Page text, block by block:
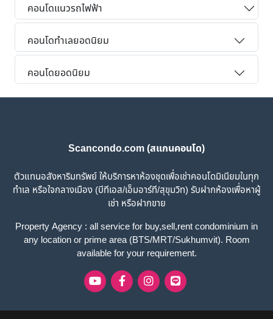
คอนโดแนวรถไฟฟ้า
คอนโดทำเลยอดนิยม
คอนโดยอดนิยม
Scancondo.com (สแกนคอนโด)
ตัวแทนอสังหาริมทรัพย์ ให้บริการหาห้องชุดเพื่อเช่าคอนโดมิเนียมในทุก
ทำเล หรือใจกลางเมือง (บีทีเอส/เอ็มอาร์ที/สุขุมวิท) รับฝากห้องเพื่อหาผู้
เช่า หรือฝากขาย
Property Agency : all service for buy,sell,rent condominium in
any location or prime area (BTS/MRT/Sukhumvit). Room
available for your requirement.